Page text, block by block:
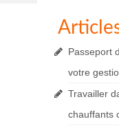
Passeport
votre
Travailler
chauffants